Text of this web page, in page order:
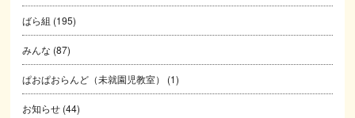
ばら組 (195)
みんな (87)
ぱおぱおらんど（未就園児教室） (1)
お知らせ (44)